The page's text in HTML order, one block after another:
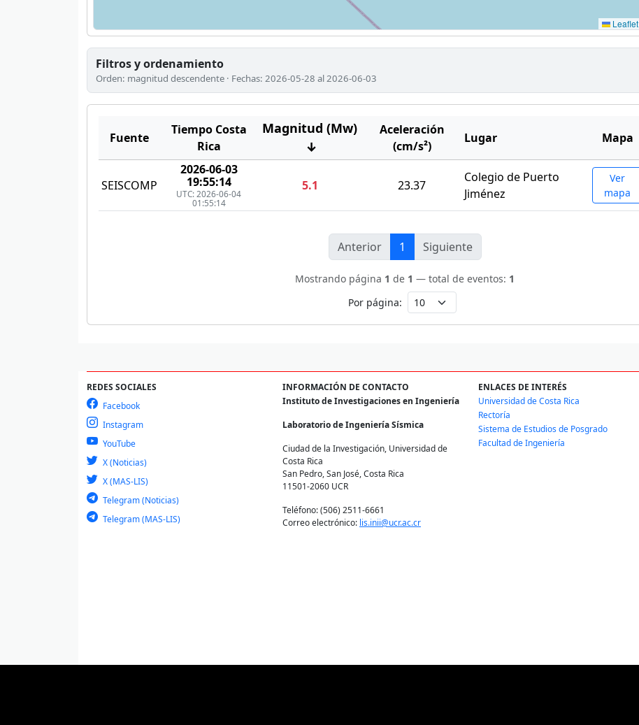
Leaflet
Filtros y ordenamiento
Orden: magnitud descendente · Fechas: 2026-05-28 al 2026-06-03
Fuente
Tiempo Costa
Rica
Magnitud (Mw)
↓
Aceleración
(cm/s²)
Lugar Mapa
SEISCOMP
2026-06-03
19:55:14
UTC: 2026-06-04
01:55:14
5.1 23.37
Colegio de Puerto
Jiménez
Ver
mapa
Anterior 1 Siguiente
Mostrando página 1 de 1 — total de eventos: 1
Por página:
REDES SOCIALES
Facebook
Instagram
YouTube
X (Noticias)
X (MAS-LIS)
Telegram (Noticias)
Telegram (MAS-LIS)
INFORMACIÓN DE CONTACTO
Instituto de Investigaciones en Ingeniería
Laboratorio de Ingeniería Sísmica
Ciudad de la Investigación, Universidad de
Costa Rica
San Pedro, San José, Costa Rica
11501-2060 UCR
Teléfono: (506) 2511-6661
Correo electrónico: lis.inii@ucr.ac.cr
ENLACES DE INTERÉS
Universidad de Costa Rica
Rectoría
Sistema de Estudios de Posgrado
Facultad de Ingeniería